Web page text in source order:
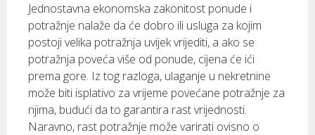
Jednostavna ekonomska zakonitost ponude i
potražnje nalaže da će dobro ili usluga za kojim
postoji velika potražnja uvijek vrijediti, a ako se
potražnja poveća više od ponude, cijena će ići
prema gore. Iz tog razloga, ulaganje u nekretnine
može biti isplativo za vrijeme povećane potražnje za
njima, budući da to garantira rast vrijednosti.
Naravno, rast potražnje može varirati ovisno o